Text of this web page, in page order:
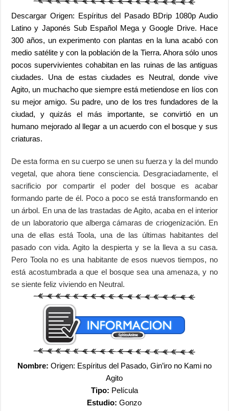
Descargar Origen: Espíritus del Pasado BDrip 1080p Audio
Latino y Japonés Sub Español Mega y Google Drive. Hace
300 años, un experimento con plantas en la luna acabó con
medio satélite y con la población de la Tierra. Ahora sólo unos
pocos supervivientes cohabitan en las ruinas de las antiguas
ciudades. Una de estas ciudades es Neutral, donde vive
Agito, un muchacho que siempre está metiendose en líos con
su mejor amigo. Su padre, uno de los tres fundadores de la
ciudad, y quizás el más importante, se convirtió en un
humano mejorado al llegar a un acuerdo con el bosque y sus
criaturas.
De esta forma en su cuerpo se unen su fuerza y la del mundo
vegetal, que ahora tiene consciencia. Desgraciadamente, el
sacrificio por compartir el poder del bosque es acabar
formando parte de él. Poco a poco se está transformando en
un árbol. En una de las trastadas de Agito, acaba en el interior
de un laboratorio que alberga cámaras de criogenización. En
una de ellas está Toola, una de las últimas habitantes del
pasado con vida. Agito la despierta y se la lleva a su casa.
Pero Toola no es una habitante de esos nuevos tiempos, no
está acostumbrada a que el bosque sea una amenaza, y no
se siente feliz viviendo en Neutral.
Nombre: Origen: Espíritus del Pasado, Gin’iro no Kami no
Agito
Tipo: Película
Estudio: Gonzo